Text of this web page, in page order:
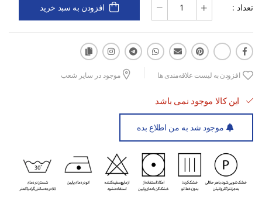
تعداد : افزودن به سبد خرید
افزودن به لیست علاقه‌مندی ها موجود در سایر شعب
این کالا موجود نمی باشد
موجود شد به من اطلاع بده